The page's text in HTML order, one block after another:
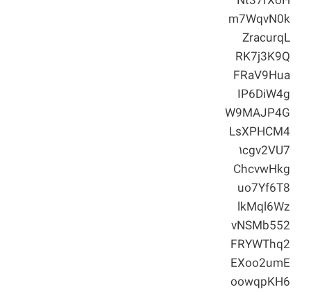
m7WqvN0k
ZracurqL
RK7j3K9Q
FRaV9Hua
IP6DiW4g
W9MAJP4G
LsXPHCM4
۱cgv2VU7
ChcvwHkg
uo7Yf6T8
lkMql6Wz
vNSMb552
FRYWThq2
EXoo2umE
oowqpKH6